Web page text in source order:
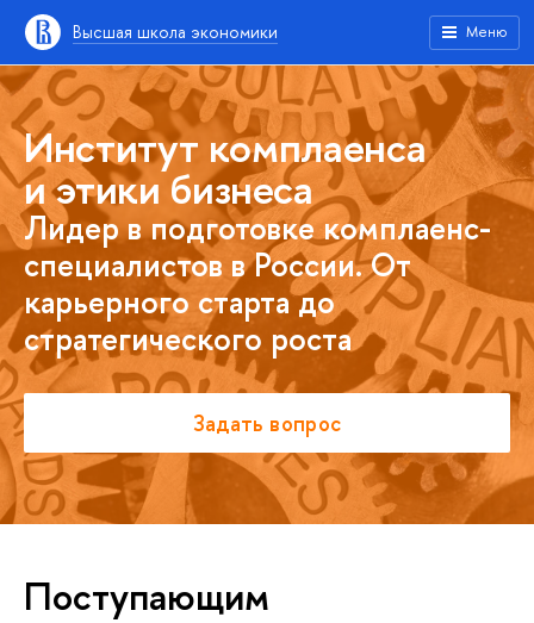
Высшая школа экономики Меню
Институт комплаенса
и этики бизнеса
Лидер в подготовке комплаенс-
специалистов в России. От
карьерного старта до
стратегического роста
Задать вопрос
Поступающим